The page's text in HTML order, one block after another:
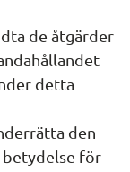
de åtgärder
detta
den
betydelse för